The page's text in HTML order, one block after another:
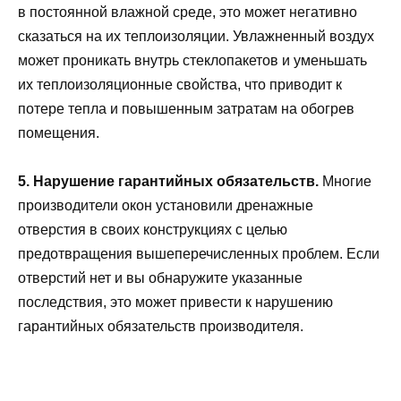
в постоянной влажной среде, это может негативно
сказаться на их теплоизоляции. Увлажненный воздух
может проникать внутрь стеклопакетов и уменьшать
их теплоизоляционные свойства, что приводит к
потере тепла и повышенным затратам на обогрев
помещения.
5. Нарушение гарантийных обязательств. Многие
производители окон установили дренажные
отверстия в своих конструкциях с целью
предотвращения вышеперечисленных проблем. Если
отверстий нет и вы обнаружите указанные
последствия, это может привести к нарушению
гарантийных обязательств производителя.